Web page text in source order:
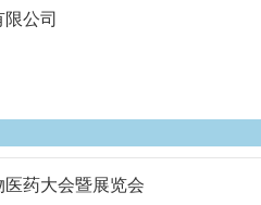
公司
医药大会暨展览会